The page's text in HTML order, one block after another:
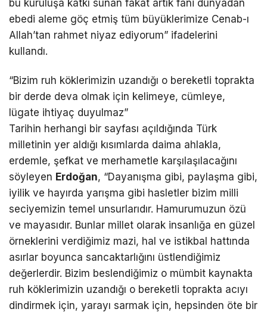
bu kuruluşa katkı sunan fakat artık fani dünyadan
ebedi aleme göç etmiş tüm büyüklerimize Cenab-ı
Allah’tan rahmet niyaz ediyorum” ifadelerini
kullandı.
“Bizim ruh köklerimizin uzandığı o bereketli toprakta
bir derde deva olmak için kelimeye, cümleye,
lügate ihtiyaç duyulmaz”
Tarihin herhangi bir sayfası açıldığında Türk
milletinin yer aldığı kısımlarda daima ahlakla,
erdemle, şefkat ve merhametle karşılaşılacağını
söyleyen Erdoğan, “Dayanışma gibi, paylaşma gibi,
iyilik ve hayırda yarışma gibi hasletler bizim milli
seciyemizin temel unsurlarıdır. Hamurumuzun özü
ve mayasıdır. Bunlar millet olarak insanlığa en güzel
örneklerini verdiğimiz mazi, hal ve istikbal hattında
asırlar boyunca sancaktarlığını üstlendiğimiz
değerlerdir. Bizim beslendiğimiz o mümbit kaynakta
ruh köklerimizin uzandığı o bereketli toprakta acıyı
dindirmek için, yarayı sarmak için, hepsinden öte bir